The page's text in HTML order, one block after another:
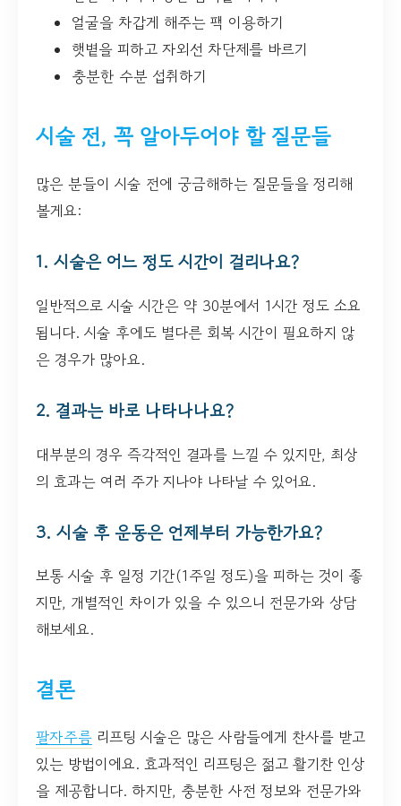
얼굴을 차갑게 해주는 팩 이용하기
햇볕을 피하고 자외선 차단제를 바르기
충분한 수분 섭취하기
시술 전, 꼭 알아두어야 할 질문들
많은 분들이 시술 전에 궁금해하는 질문들을 정리해
볼게요:
1. 시술은 어느 정도 시간이 걸리나요?
일반적으로 시술 시간은 약 30분에서 1시간 정도 소요
됩니다. 시술 후에도 별다른 회복 시간이 필요하지 않
은 경우가 많아요.
2. 결과는 바로 나타나나요?
대부분의 경우 즉각적인 결과를 느낄 수 있지만, 최상
의 효과는 여러 주가 지나야 나타날 수 있어요.
3. 시술 후 운동은 언제부터 가능한가요?
보통 시술 후 일정 기간(1주일 정도)을 피하는 것이 좋
지만, 개별적인 차이가 있을 수 있으니 전문가와 상담
해보세요.
결론
팔자주름 리프팅 시술은 많은 사람들에게 찬사를 받고
있는 방법이에요. 효과적인 리프팅은 젊고 활기찬 인상
을 제공합니다. 하지만, 충분한 사전 정보와 전문가와